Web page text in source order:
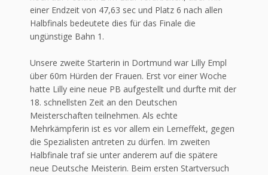
einer Endzeit von 47,63 sec und Platz 6 nach allen
Halbfinals bedeutete dies für das Finale die
ungünstige Bahn 1.
Unsere zweite Starterin in Dortmund war Lilly Empl
über 60m Hürden der Frauen. Erst vor einer Woche
hatte Lilly eine neue PB aufgestellt und durfte mit der
18. schnellsten Zeit an den Deutschen
Meisterschaften teilnehmen. Als echte
Mehrkämpferin ist es vor allem ein Lerneffekt, gegen
die Spezialisten antreten zu dürfen. Im zweiten
Halbfinale traf sie unter anderem auf die spätere
neue Deutsche Meisterin. Beim ersten Startversuch